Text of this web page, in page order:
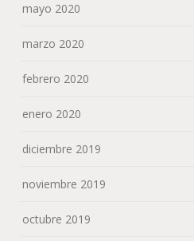
mayo 2020
marzo 2020
febrero 2020
enero 2020
diciembre 2019
noviembre 2019
octubre 2019